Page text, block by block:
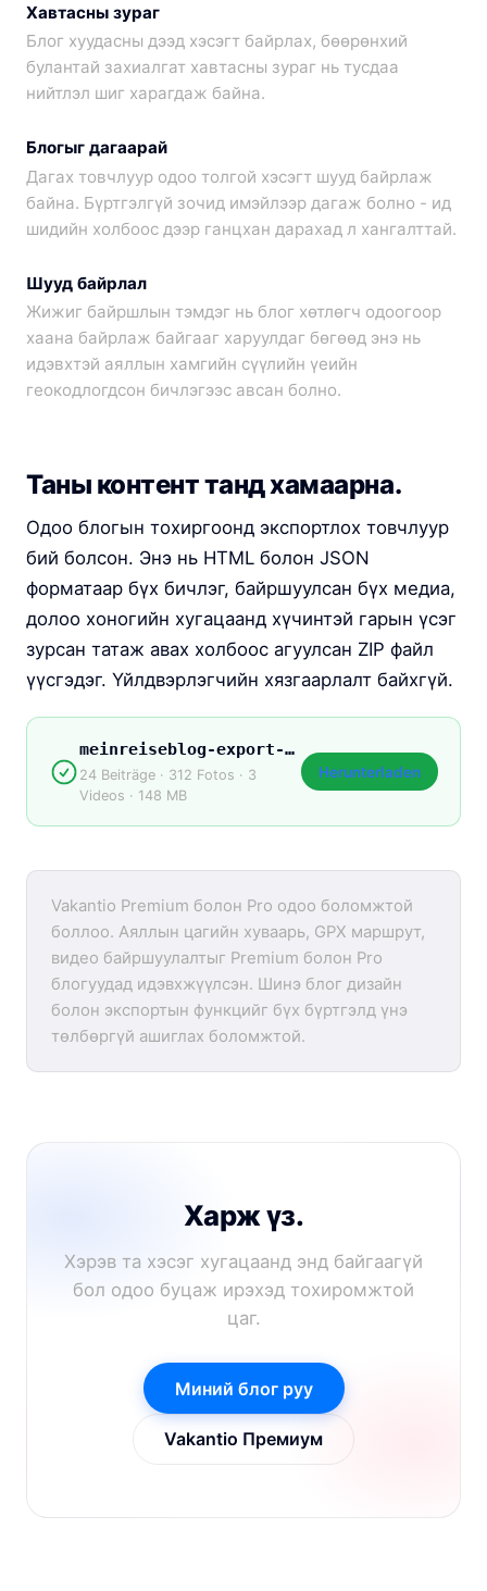
Хавтасны зураг
Блог хуудасны дээд хэсэгт байрлах, бөөрөнхий
булантай захиалгат хавтасны зураг нь тусдаа
нийтлэл шиг харагдаж байна.
Блогыг дагаарай
Дагах товчлуур одоо толгой хэсэгт шууд байрлаж
байна. Бүртгэлгүй зочид имэйлээр дагаж болно - ид
шидийн холбоос дээр ганцхан дарахад л хангалттай.
Шууд байрлал
Жижиг байршлын тэмдэг нь блог хөтлөгч одоогоор
хаана байрлаж байгааг харуулдаг бөгөөд энэ нь
идэвхтэй аяллын хамгийн сүүлийн үеийн
геокодлогдсон бичлэгээс авсан болно.
Таны контент танд хамаарна.
Одоо блогын тохиргоонд экспортлох товчлуур
бий болсон. Энэ нь HTML болон JSON
форматаар бүх бичлэг, байршуулсан бүх медиа,
долоо хоногийн хугацаанд хүчинтэй гарын үсэг
зурсан татаж авах холбоос агуулсан ZIP файл
үүсгэдэг. Үйлдвэрлэгчийн хязгаарлалт байхгүй.
meinreiseblog-export-2026.zip
24 Beiträge · 312 Fotos · 3
Videos · 148 MB
Herunterladen
Vakantio Premium болон Pro одоо боломжтой
боллоо. Аяллын цагийн хуваарь, GPX маршрут,
видео байршуулалтыг Premium болон Pro
блогуудад идэвхжүүлсэн. Шинэ блог дизайн
болон экспортын функцийг бүх бүртгэлд үнэ
төлбөргүй ашиглах боломжтой.
Харж үз.
Хэрэв та хэсэг хугацаанд энд байгаагүй
бол одоо буцаж ирэхэд тохиромжтой
цаг.
Миний блог руу
Vakantio Премиум